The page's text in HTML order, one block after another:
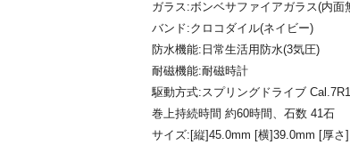
ガラス:ボンベサファイアガラス(内面
バンド:クロコダイル(ネイビー)
防水機能:日常生活用防水(3気圧)
耐磁機能:耐磁時計
駆動方式:スプリングドライブ
巻上持続時間 約60時間、石数 41石
サイズ:[縦]45.0mm [横]39.0mm [厚さ